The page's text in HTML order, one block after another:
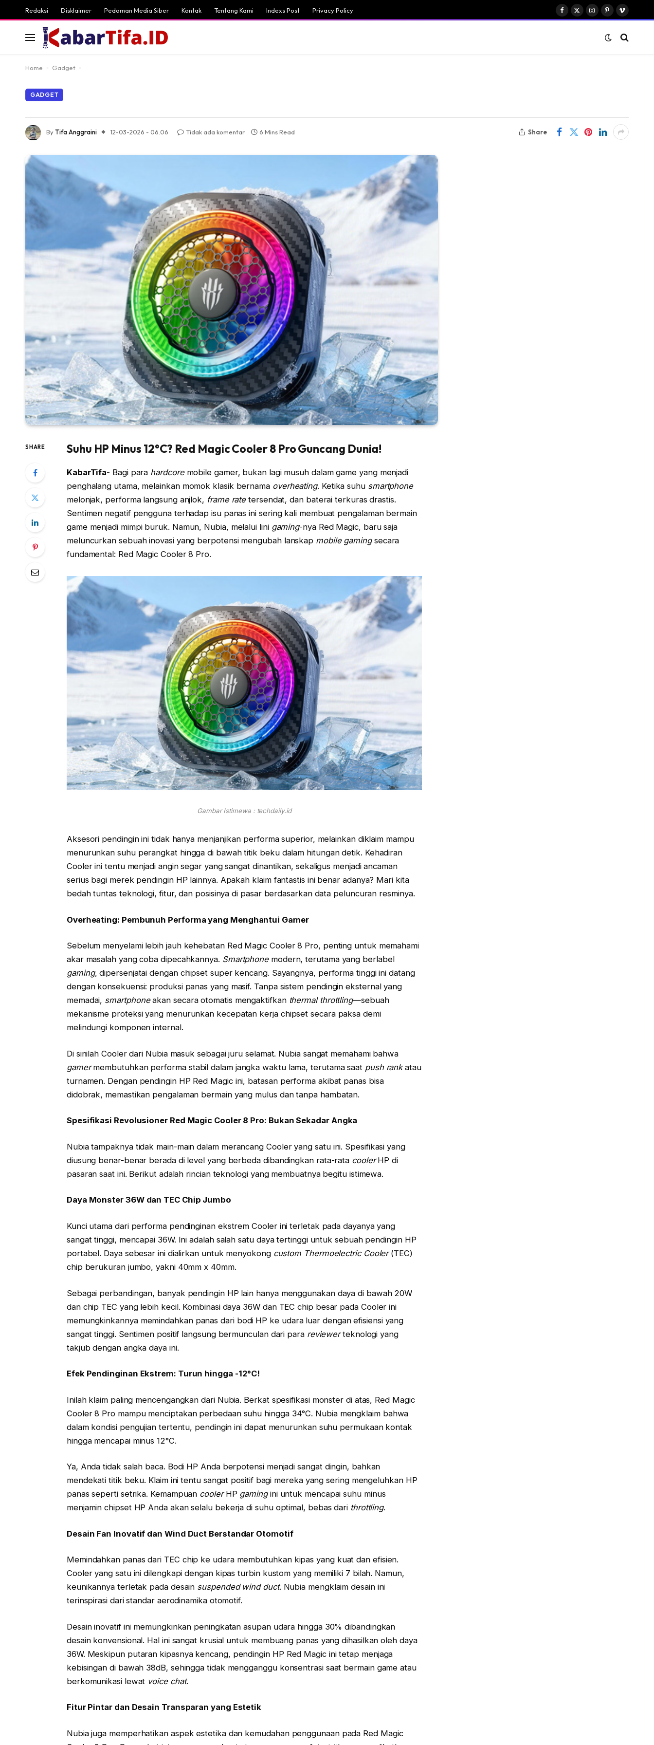
Redaksi Disklaimer Pedoman Media Siber Kontak Tentang Kami Indexs Post Privacy Policy
Facebook
X
Instagram
PinterestVimeo
Home - Gadget -
GADGET
ByTifa Anggraini 12-03-2026 - 06.06 Tidak ada komentar 6 Mins Read Share
SHARE Suhu HP Minus 12°C? Red Magic Cooler 8 Pro Guncang Dunia!
KabarTifa- Bagi para hardcoremobile gamer, bukan lagi musuh dalam game yang menjadi
penghalang utama, melainkan momok klasik bernama overheating. Ketika suhu smartphone
melonjak, performa langsung anjlok, frame ratetersendat, dan baterai terkuras drastis.
Sentimen negatif pengguna terhadap isu panas ini sering kali membuat pengalaman bermain
game menjadi mimpi buruk. Namun, Nubia, melalui lini gaming-nya Red Magic, baru saja
meluncurkan sebuah inovasi yang berpotensi mengubah lanskap mobile gamingsecara
fundamental: Red Magic Cooler 8 Pro.
Gambar Istimewa : techdaily.id
Aksesori pendingin ini tidak hanya menjanjikan performa superior, melainkan diklaim mampu
menurunkan suhu perangkat hingga di bawah titik beku dalam hitungan detik. Kehadiran
Cooler ini tentu menjadi angin segar yang sangat dinantikan, sekaligus menjadi ancaman
serius bagi merek pendingin HP lainnya. Apakah klaim fantastis ini benar adanya? Mari kita
bedah tuntas teknologi, fitur, dan posisinya di pasar berdasarkan data peluncuran resminya.
Overheating: Pembunuh Performa yang Menghantui Gamer
Sebelum menyelami lebih jauh kehebatan Red Magic Cooler 8 Pro, penting untuk memahami
akar masalah yang coba dipecahkannya. Smartphonemodern, terutama yang berlabel
gaming, dipersenjatai dengan chipset super kencang. Sayangnya, performa tinggi ini datang
dengan konsekuensi: produksi panas yang masif. Tanpa sistem pendingin eksternal yang
memadai, smartphoneakan secara otomatis mengaktifkan thermal throttling—sebuah
mekanisme proteksi yang menurunkan kecepatan kerja chipset secara paksa demi
melindungi komponen internal.
Di sinilah Cooler dari Nubia masuk sebagai juru selamat. Nubia sangat memahami bahwa
gamermembutuhkan performa stabil dalam jangka waktu lama, terutama saat push rankatau
turnamen. Dengan pendingin HP Red Magic ini, batasan performa akibat panas bisa
didobrak, memastikan pengalaman bermain yang mulus dan tanpa hambatan.
Spesifikasi Revolusioner Red Magic Cooler 8 Pro: Bukan Sekadar Angka
Nubia tampaknya tidak main-main dalam merancang Cooler yang satu ini. Spesifikasi yang
diusung benar-benar berada di level yang berbeda dibandingkan rata-rata coolerHP di
pasaran saat ini. Berikut adalah rincian teknologi yang membuatnya begitu istimewa.
Daya Monster 36W dan TEC Chip Jumbo
Kunci utama dari performa pendinginan ekstrem Cooler ini terletak pada dayanya yang
sangat tinggi, mencapai 36W. Ini adalah salah satu daya tertinggi untuk sebuah pendingin HP
portabel. Daya sebesar ini dialirkan untuk menyokong custom Thermoelectric Cooler(TEC)
chip berukuran jumbo, yakni 40mm x 40mm.
Sebagai perbandingan, banyak pendingin HP lain hanya menggunakan daya di bawah 20W
dan chip TEC yang lebih kecil. Kombinasi daya 36W dan TEC chip besar pada Cooler ini
memungkinkannya memindahkan panas dari bodi HP ke udara luar dengan efisiensi yang
sangat tinggi. Sentimen positif langsung bermunculan dari para reviewerteknologi yang
takjub dengan angka daya ini.
Efek Pendinginan Ekstrem: Turun hingga -12°C!
Inilah klaim paling mencengangkan dari Nubia. Berkat spesifikasi monster di atas, Red Magic
Cooler 8 Pro mampu menciptakan perbedaan suhu hingga 34°C. Nubia mengklaim bahwa
dalam kondisi pengujian tertentu, pendingin ini dapat menurunkan suhu permukaan kontak
hingga mencapai minus 12°C.
Ya, Anda tidak salah baca. Bodi HP Anda berpotensi menjadi sangat dingin, bahkan
mendekati titik beku. Klaim ini tentu sangat positif bagi mereka yang sering mengeluhkan HP
panas seperti setrika. Kemampuan coolerHP gamingini untuk mencapai suhu minus
menjamin chipset HP Anda akan selalu bekerja di suhu optimal, bebas dari throttling.
Desain Fan Inovatif dan Wind Duct Berstandar Otomotif
Memindahkan panas dari TEC chip ke udara membutuhkan kipas yang kuat dan efisien.
Cooler yang satu ini dilengkapi dengan kipas turbin kustom yang memiliki 7 bilah. Namun,
keunikannya terletak pada desain suspended wind duct. Nubia mengklaim desain ini
terinspirasi dari standar aerodinamika otomotif.
Desain inovatif ini memungkinkan peningkatan asupan udara hingga 30% dibandingkan
desain konvensional. Hal ini sangat krusial untuk membuang panas yang dihasilkan oleh daya
36W. Meskipun putaran kipasnya kencang, pendingin HP Red Magic ini tetap menjaga
kebisingan di bawah 38dB, sehingga tidak mengganggu konsentrasi saat bermain game atau
berkomunikasi lewat voice chat.
Fitur Pintar dan Desain Transparan yang Estetik
Nubia juga memperhatikan aspek estetika dan kemudahan penggunaan pada Red Magic